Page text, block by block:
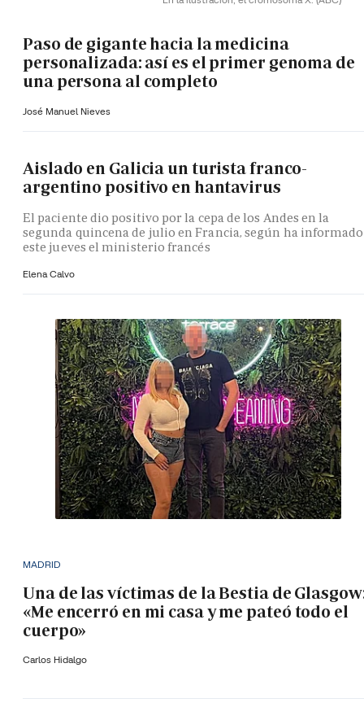
Paso de gigante hacia la medicina
personalizada: así es el primer genoma de
una persona al completo
José Manuel Nieves
Aislado en Galicia un turista franco-
argentino positivo en hantavirus
El paciente dio positivo por la cepa de los Andes en la
segunda quincena de julio en Francia, según ha informado
este jueves el ministerio francés
Elena Calvo
MADRID
Una de las víctimas de la Bestia de
«Me encerró en mi casa y me pateó todo el
cuerpo»
Carlos Hidalgo